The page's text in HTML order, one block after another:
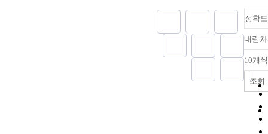
salivary
Korean, and
morphologic
accompanied
clinical
placement
performance
applications,
desirable to
maximum
Chong and
that this
hard. In this
Genetic-
정확
내림
10개
조회